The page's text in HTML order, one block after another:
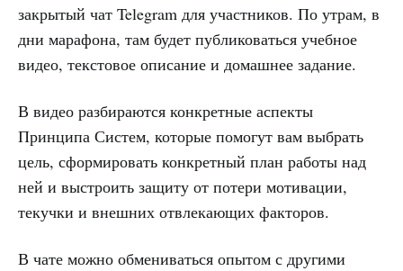
закрытый чат Telegram для участников. По утрам, в
дни марафона, там будет публиковаться учебное
видео, текстовое описание и домашнее задание.
В видео разбираются конкретные аспекты
Принципа Систем, которые помогут вам выбрать
цель, сформировать конкретный план работы над
ней и выстроить защиту от потери мотивации,
текучки и внешних отвлекающих факторов.
В чате можно обмениваться опытом с другими